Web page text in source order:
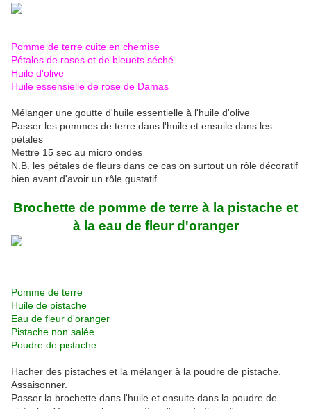
Pomme de terre cuite en chemise
Pétales de roses et de bleuets séché
Huile d'olive
Huile essensielle de rose de Damas
Mélanger une goutte d'huile essentielle à l'huile d'olive
Passer les pommes de terre dans l'huile et ensuile dans les
pétales
Mettre 15 sec au micro ondes
N.B. les pétales de fleurs dans ce cas on surtout un rôle décoratif
bien avant d'avoir un rôle gustatif
Brochette de pomme de terre à la pistache et
à la eau de fleur d'oranger
Pomme de terre
Huile de pistache
Eau de fleur d'oranger
Pistache non salée
Poudre de pistache
Hacher des pistaches et la mélanger à la poudre de pistache.
Assaisonner.
Passer la brochette dans l'huile et ensuite dans la poudre de